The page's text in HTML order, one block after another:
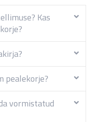
Kas
pealekorje?
vormistatud